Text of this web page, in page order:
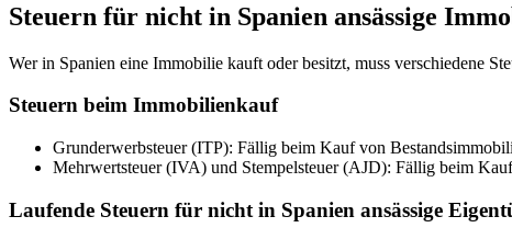
Steuern für nicht in Spanien ansässige
Wer in Spanien eine Immobilie kauft oder besitzt, muss verschiedene
Steuern beim Immobilienkauf
Grunderwerbsteuer (ITP): Fällig beim Kauf von
Mehrwertsteuer (IVA) und Stempelsteuer (AJD): Fällig beim
Laufende Steuern für nicht in Spanien ansässige